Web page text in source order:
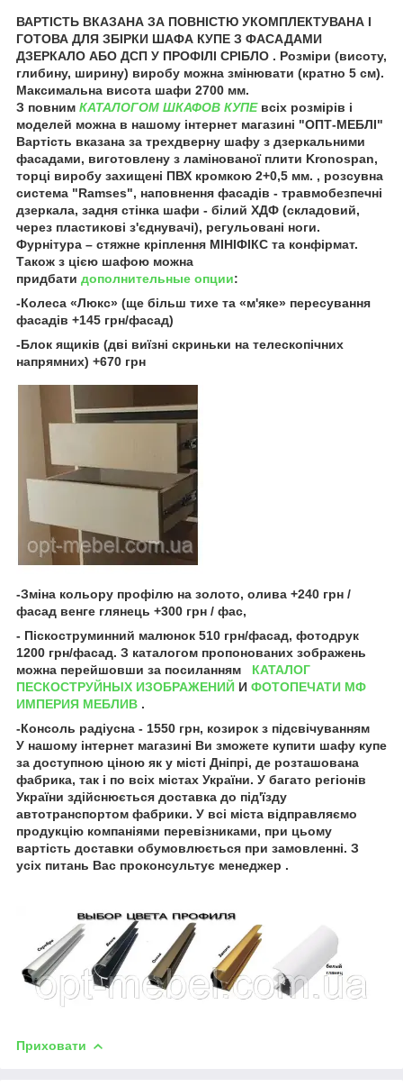
ВАРТІСТЬ ВКАЗАНА ЗА ПОВНІСТЮ УКОМПЛЕКТУВАНА І
ГОТОВА ДЛЯ ЗБІРКИ ШАФА КУПЕ З ФАСАДАМИ
ДЗЕРКАЛО АБО ДСП У ПРОФІЛІ СРІБЛО . Розміри (висоту,
глибину, ширину) виробу можна змінювати (кратно 5 см).
Максимальна висота шафи 2700 мм.
З повним КАТАЛОГОМ ШКАФОВ КУПЕвсіх розмірів і
моделей можна в нашому інтернет магазині "ОПТ-МЕБЛІ"
Вартість вказана за трехдверну шафу з дзеркальними
фасадами, виготовлену з ламінованої плити Kronospan,
торці виробу захищені ПВХ кромкою 2+0,5 мм. , розсувна
система "Ramses", наповнення фасадів - травмобезпечні
дзеркала, задня стінка шафи - білий ХДФ (складовий,
через пластикові з'єднувачі), регульовані ноги.
Фурнітура – ​​стяжне кріплення МІНІФІКС та конфірмат.
Також з цією шафою можна
придбати дополнительные опции:
-Колеса «Люкс» (ще більш тихе та «м'яке» пересування
фасадів +145 грн/фасад)
-Блок ящиків (дві виїзні скриньки на телескопічних
напрямних) +670 грн
-Зміна кольору профілю на золото, олива +240 грн /
фасад венге глянець +300 грн / фас,
- Піскоструминний малюнок 510 грн/фасад, фотодрук
1200 грн/фасад. З каталогом пропонованих зображень
можна перейшовши за посиланням КАТАЛОГ
ПЕСКОСТРУЙНЫХ ИЗОБРАЖЕНИЙ И ФОТОПЕЧАТИ МФ
ИМПЕРИЯ МЕБЛИВ .
-Консоль радіусна - 1550 грн, козирок з підсвічуванням
У нашому інтернет магазині Ви зможете купити шафу купе
за доступною ціною як у місті Дніпрі, де розташована
фабрика, так і по всіх містах України. У багато регіонів
України здійснюється доставка до під'їзду
автотранспортом фабрики. У всі міста відправляємо
продукцію компаніями перевізниками, при цьому
вартість доставки обумовлюється при замовленні. З
усіх питань Вас проконсультує менеджер .
Приховати